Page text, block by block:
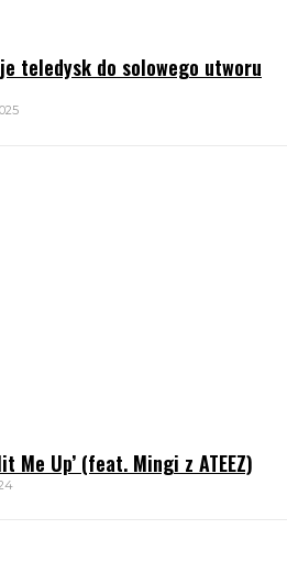
teledysk do solowego utworu
Me Up’ (feat. Mingi z ATEEZ)